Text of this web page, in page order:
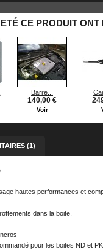
CE PRODUIT
Barre...
140,00 €
Voir
(1)
hautes performances et
dans la boite,
pour les boites ND et PK